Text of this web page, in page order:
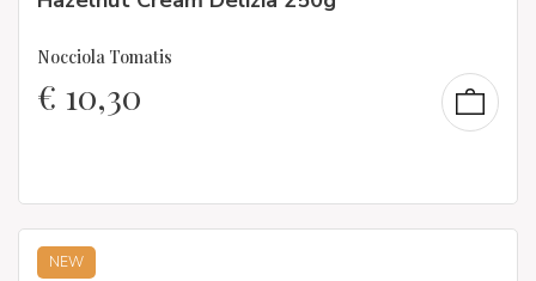
Nocciola Tomatis
€ 10,30
NEW